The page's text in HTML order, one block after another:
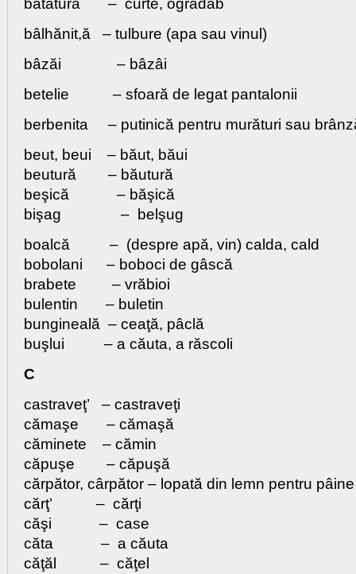
bătătură – curte, ogradăb
bâlhănit,ă – tulbure (apa sau vinul)
bâzăi – bâzâi
betelie – sfoară de legat pantalonii
berbenita – putinică pentru murături sau
beut, beui – băut, băui
beutură – băutură
beşică – băşică
bişag – belşug
boalcă – (despre apă, vin) calda, cald
bobolani – boboci de gâscă
brabete – vrăbioi
bulentin – buletin
bungineală – ceaţă, pâclă
buşlui – a căuta, a răscoli
C
castraveţ’ – castraveţi
cămaşe – cămaşă
căminete – cămin
căpuşe – căpuşă
cărpător, cârpător – lopată din lemn pentru
cărţ’ – cărţi
căşi – case
căta – a căuta
căţăl – căţel